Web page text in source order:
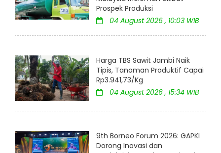
Prospek Produksi
04 August 2026 , 10:03 WIB
Harga TBS Sawit Jambi Naik
Tipis, Tanaman Produktif Capai
Rp3.941,73/Kg
04 August 2026 , 15:34 WIB
9th Borneo Forum 2026: GAPKI
Dorong Inovasi dan